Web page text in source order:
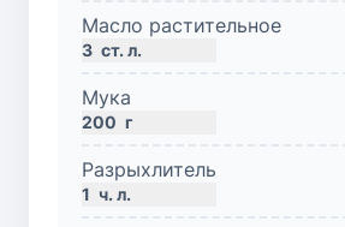
Масло растительное
3 ст. л.
Мука
200 г
Разрыхлитель
1 ч. л.